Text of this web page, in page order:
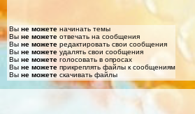
Вы не можете начинать темы
Вы не можете отвечать на сообщения
Вы не можете редактировать свои сообщения
Вы не можете удалять свои сообщения
Вы не можете голосовать в опросах
Вы не можете прикреплять файлы к сообщениям
Вы не можете скачивать файлы